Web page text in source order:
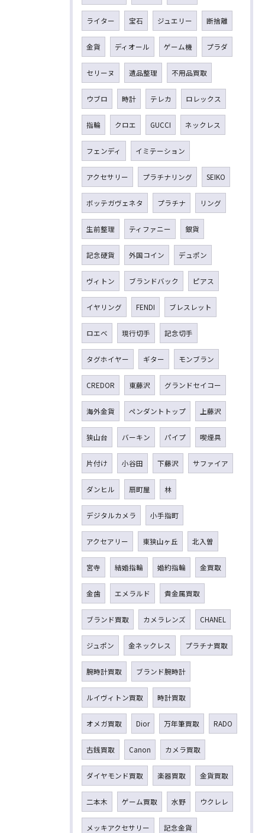
ライター 宝石 ジュエリー 断捨離
金貨 ディオール ゲーム機 プラダ
セリーヌ 遺品整理 不用品買取
ウブロ 時計 テレカ ロレックス
指輪 クロエ GUCCI ネックレス
フェンディ イミテーション
アクセサリー プラチナリング SEIKO
ボッテガヴェネタ プラチナ リング
生前整理 ティファニー 銀貨
記念硬貨 外国コイン デュポン
ヴィトン ブランドバック ピアス
イヤリング FENDI ブレスレット
ロエベ 現行切手 記念切手
タグホイヤー ギター モンブラン
CREDOR 東藤沢 グランドセイコー
海外金貨 ペンダントトップ 上藤沢
狭山台 バーキン パイプ 喫煙具
片付け 小谷田 下藤沢 サファイア
ダンヒル 扇町屋 林
デジタルカメラ 小手指町
アクセアリー 東狭山ヶ丘 北入曽
宮寺 結婚指輪 婚約指輪 金買取
金歯 エメラルド 貴金属買取
ブランド買取 カメラレンズ CHANEL
ジュポン 金ネックレス プラチナ買取
腕時計買取 ブランド腕時計
ルイヴィトン買取 時計買取
オメガ買取 Dior 万年筆買取 RADO
古銭買取 Canon カメラ買取
ダイヤモンド買取 楽器買取 金貨買取
二本木 ゲーム買取 水野 ウクレレ
メッキアクセサリー 記念金貨